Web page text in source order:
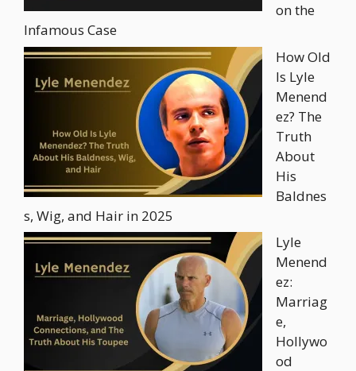
on the
Infamous Case
How Old
Is Lyle
Menend
ez? The
Truth
About
His
Baldnes
s, Wig, and Hair in 2025
Lyle
Menend
ez:
Marriag
e,
Hollywo
od